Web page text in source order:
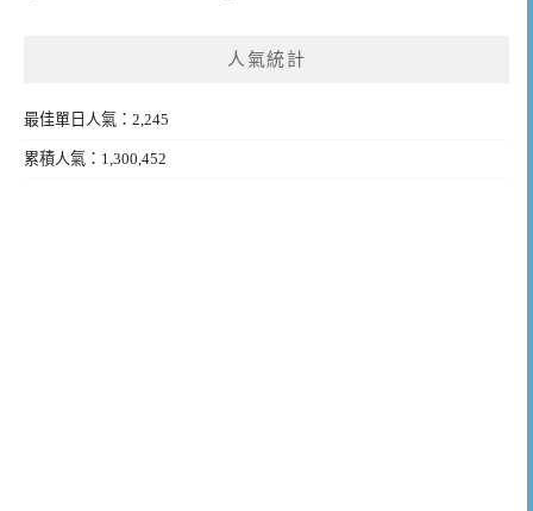
人氣統計
最佳單日人氣：2,245
累積人氣：1,300,452